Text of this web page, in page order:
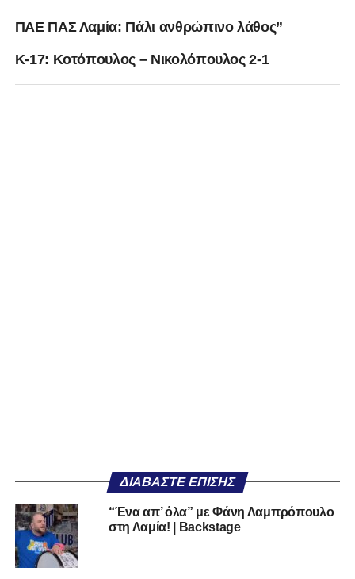
ΠΑΕ ΠΑΣ Λαμία: Πάλι ανθρώπινο λάθος”
Κ-17: Κοτόπουλος – Νικολόπουλος 2-1
ΔΙΑΒΆΣΤΕ ΕΠΊΣΗΣ
“Ένα απ’ όλα” με Φάνη Λαμπρόπουλο
στη Λαμία! | Backstage